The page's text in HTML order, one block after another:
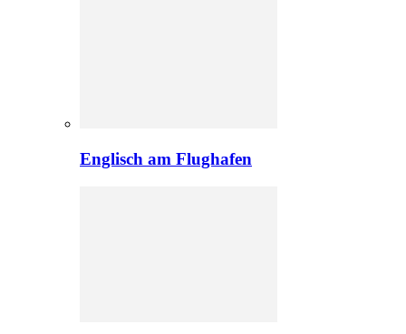
Englisch am Flughafen